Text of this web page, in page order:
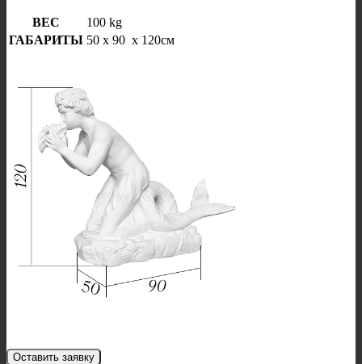
ВЕС
100 kg
ГАБАРИТЫ 50 x 90 x 120см
Оставить заявку